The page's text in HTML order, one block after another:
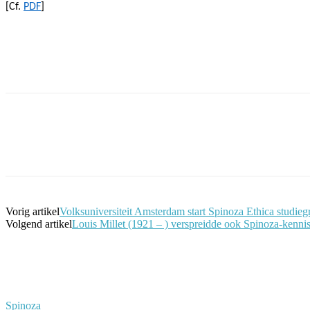
[Cf. PDF
Vorig artikelVolksuniversiteit Amsterdam start Spinoza Ethica
Volgend artikelLouis Millet (1921 – ) verspreidde ook Spinoza-kennis
Spinoza